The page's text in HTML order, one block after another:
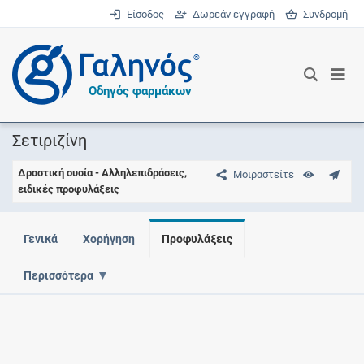
Είσοδος Δωρεάν εγγραφή Συνδρομή
®
Οδηγός φαρμάκων
Σετιριζίνη
Μοιραστείτε
Δραστική ουσία - Αλληλεπιδράσεις,
ειδικές προφυλάξεις
Γενικά Χορήγηση Προφυλάξεις
Περισσότερα